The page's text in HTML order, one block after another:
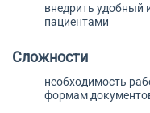
внедрить удобный
пациентами
Сложности
необходимость
формам